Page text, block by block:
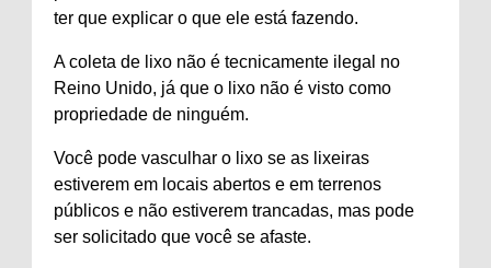
ter que explicar o que ele está fazendo.
A coleta de lixo não é tecnicamente ilegal no
Reino Unido, já que o lixo não é visto como
propriedade de ninguém.
Você pode vasculhar o lixo se as lixeiras
estiverem em locais abertos e em terrenos
públicos e não estiverem trancadas, mas pode
ser solicitado que você se afaste.